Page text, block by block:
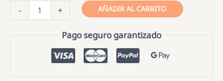
-
Camiseta
Todos
los
para
+ AÑADIR AL CARRITO
Pago seguro garantizado